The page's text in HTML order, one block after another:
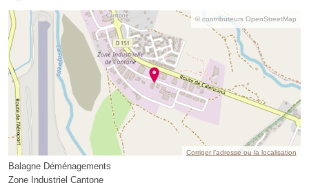
© contributeurs OpenStreetMap
Corriger l’adresse ou la localisation
Balagne Déménagements
Zone Industriel Cantone